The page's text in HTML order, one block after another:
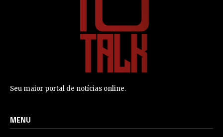
Seu maior portal de notícias online.
MENU